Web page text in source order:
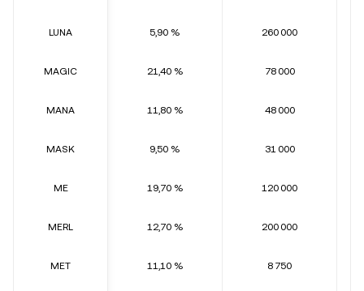
LUNA
MAGIC
MANA
MASK
ME
MERL
MET
5,90 % 260 000
21,40 % 78 000
11,80 % 48 000
9,50 % 31 000
19,70 % 120 000
12,70 % 200 000
11,10 % 8 750